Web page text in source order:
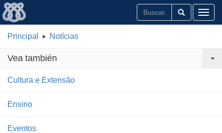
Principal Notícias
Vea también
Cultura e Extensão
Ensino
Eventos